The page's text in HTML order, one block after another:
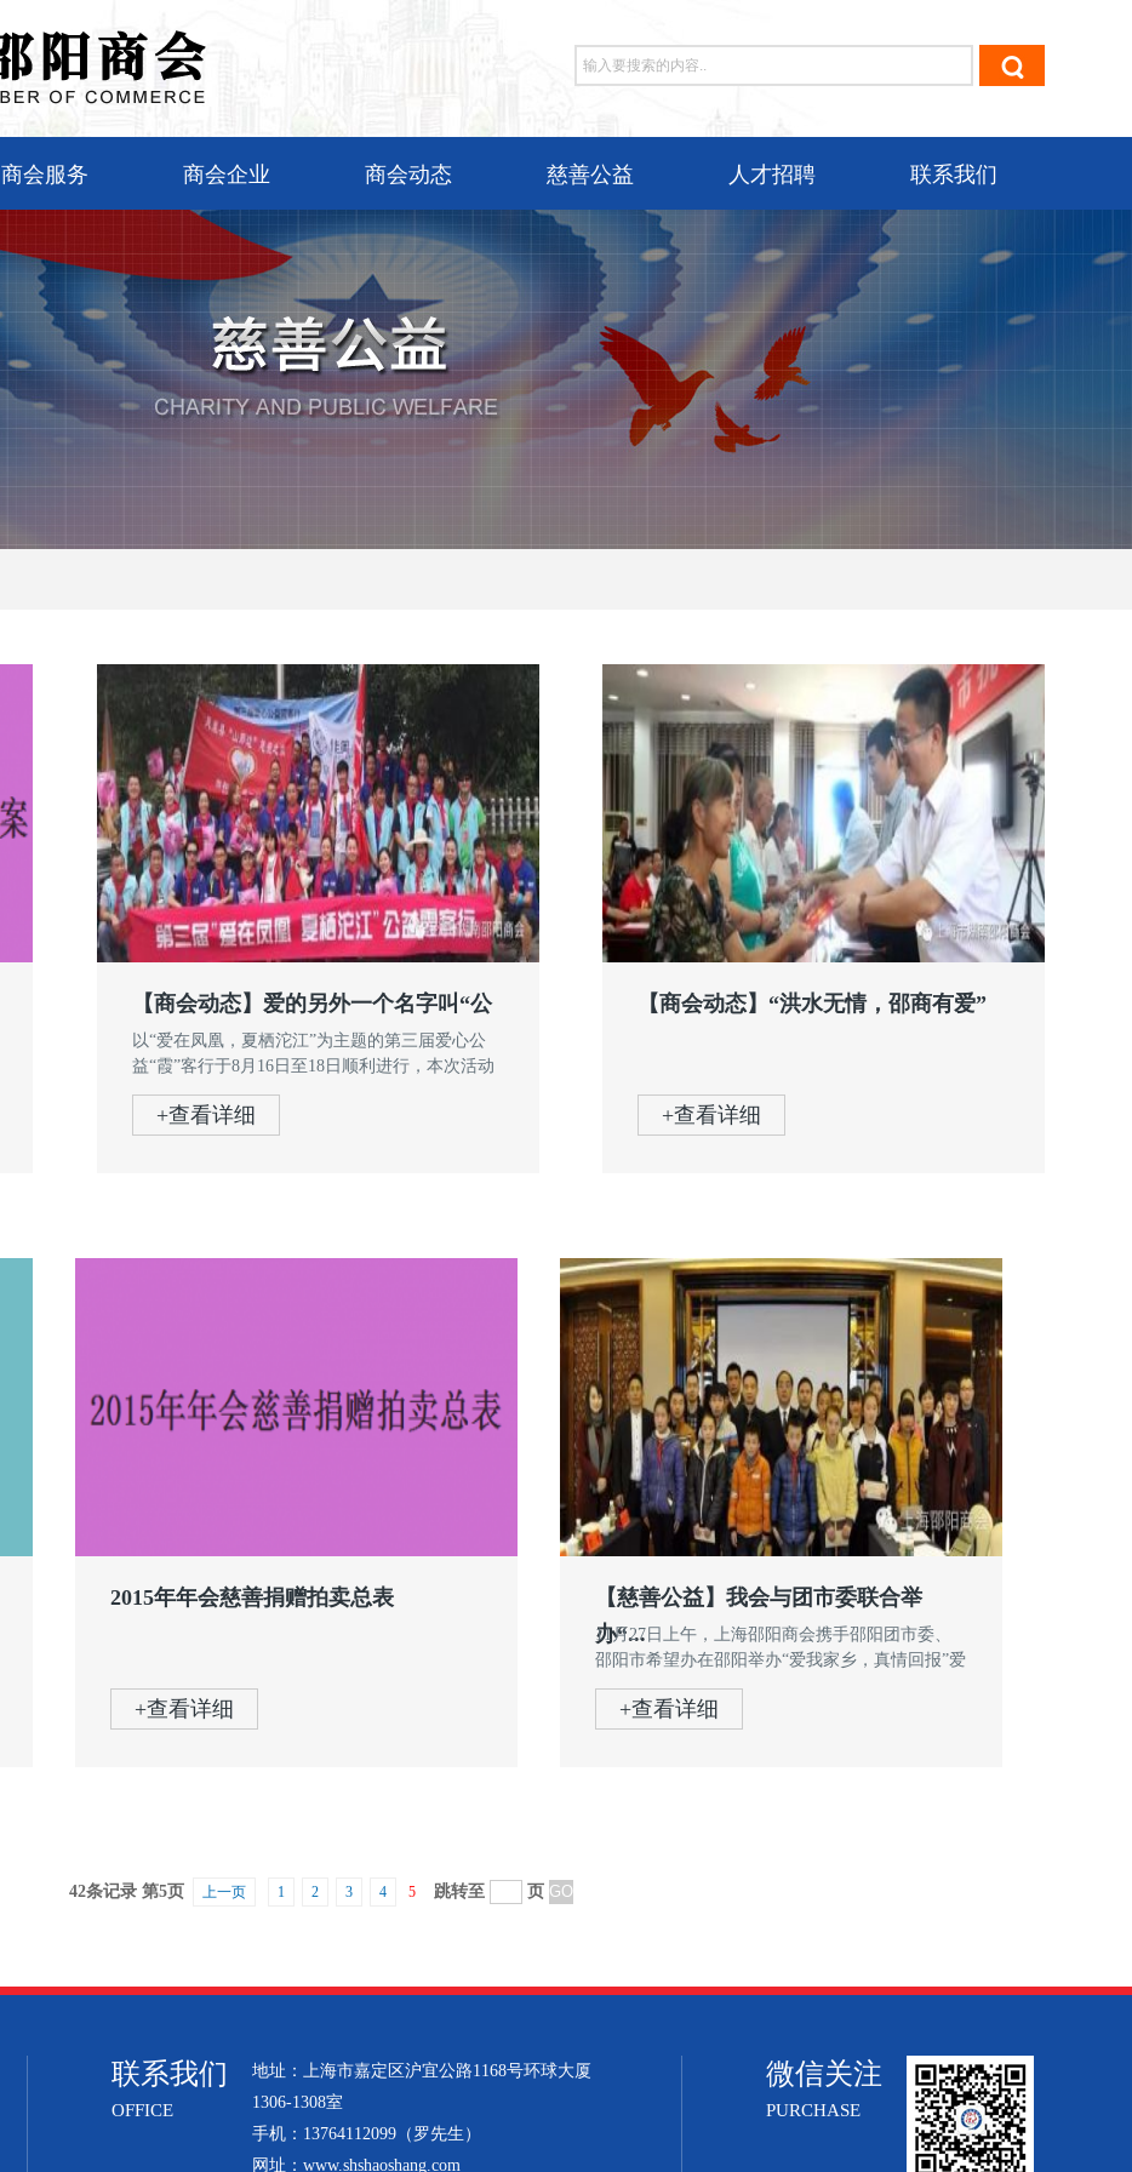
商会服务 商会企业 商会动态 慈善公益 人才招聘 联系我们
【商会动态】爱的另外一个名字叫“公
以“爱在凤凰，夏栖沱江”为主题的第三届爱心公
益“霞”客行于8月16日至18日顺利进行，本次活动
由上海
+查看详细
【商会动态】“洪水无情，邵商有爱”
+查看详细
2015年年会慈善捐赠拍卖总表
+查看详细
【慈善公益】我会与团市委联合举
办“...
11月27日上午，上海邵阳商会携手邵阳团市委、
邵阳市希望办在邵阳举办“爱我家乡，真情回报”爱
心助学座...
+查看详细
42条记录 第5页 上一页 1 2 3 4 5 跳转至 页
联系我们
OFFICE
地址：上海市嘉定区沪宜公路1168号环球大厦
1306-1308室
手机：13764112099（罗先生）
网址： www.shshaoshang.com
微信关注
PURCHASE